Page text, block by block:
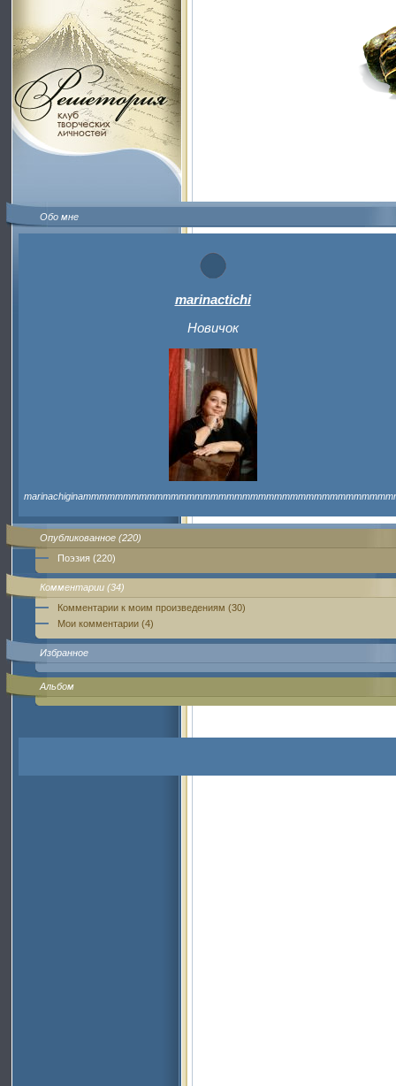
Обо мне
marinactichi
Новичок
Опубликованное (220)
Поэзия (220)
Комментарии (34)
Комментарии к моим произведениям (30)
Мои комментарии (4)
Избранное
Альбом